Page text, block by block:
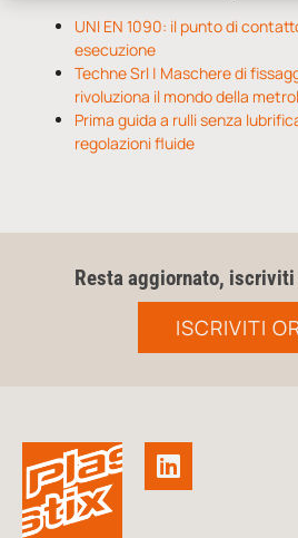
UNI EN 1090: il punto di
esecuzione
Techne Srl | Maschere di
rivoluziona il mondo della
Prima guida a rulli senza
regolazioni fluide
Resta aggiornato,
ISCRIVITI